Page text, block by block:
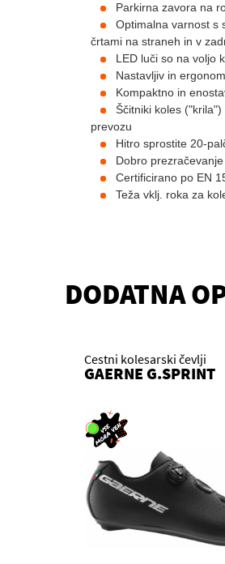
Parkirna zavora na
Optimalna varnost s
črtami na straneh in v
LED luči so na voljo
Nastavljiv in
Kompaktno in
Ščitniki koles
prevozu
Hitro sprostite 20-
Dobro
Certificirano po EN
Teža vklj. roka za
DODATNA
Cestni kolesarski čevlji
GAERNE G.SPRINT